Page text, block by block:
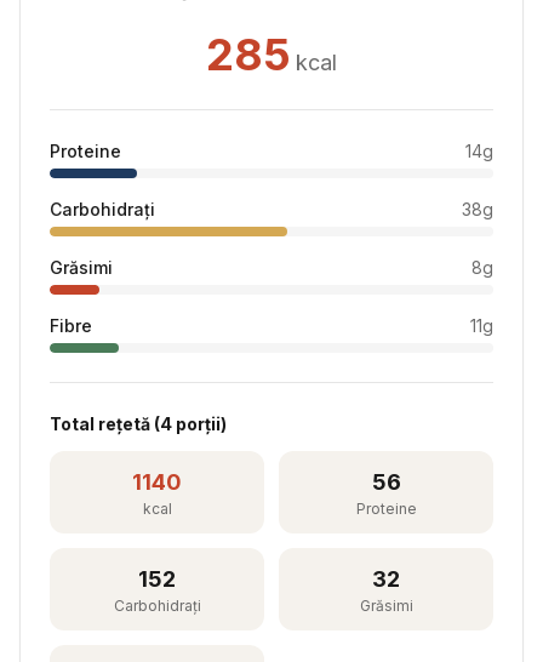
285 kcal
Proteine 14g
Carbohidrați 38g
Grăsimi 8g
Fibre 11g
Total rețetă (4 porții)
1140
kcal
56
Proteine
152
Carbohidrați
32
Grăsimi